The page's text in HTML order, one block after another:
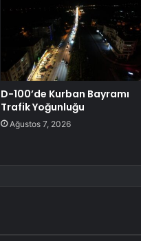
D-100’de Kurban Bayramı
Trafik Yoğunluğu
Ağustos 7, 2026